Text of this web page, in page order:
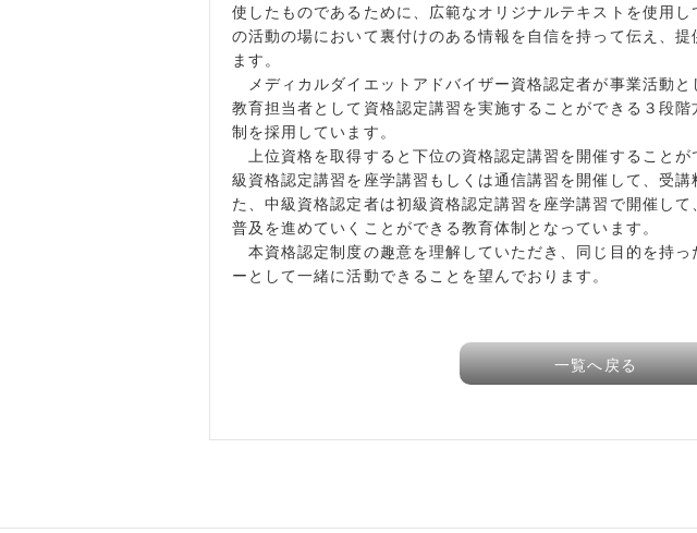
使したものであるために、広範なオリジナルテキストを使用
の活動の場において裏付けのある情報を自信を持って伝え、
ます。
メディカルダイエットアドバイザー資格認定者が事業活動
教育担当者として資格認定講習を実施することができる３段
制を採用しています。
上位資格を取得すると下位の資格認定講習を開催することが
級資格認定講習を座学講習もしくは通信講習を開催して、受
た、中級資格認定者は初級資格認定講習を座学講習で開催し
普及を進めていくことができる教育体制となっています。
本資格認定制度の趣意を理解していただき、同じ目的を持
ーとして一緒に活動できることを望んでおります。
一覧へ戻る